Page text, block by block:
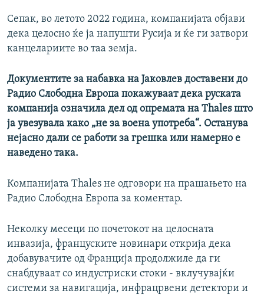
Сепак, во летото 2022 година, компанијата објави
дека целосно ќе ја напушти Русија и ќе ги затвори
канцелариите во таа земја.
Документите за набавка на Јаковлев доставени до
Радио Слободна Европа покажуваат дека руската
компанија означила дел од опремата на Thales што
ја увезувала како „не за воена употреба“. Останува
нејасно дали се работи за грешка или намерно е
наведено така.
Компанијата Thales не одговори на прашањето на
Радио Слободна Европа за коментар.
Неколку месеци по почетокот на целосната
инвазија, француските новинари открија дека
добавувачите од Франција продолжиле да ги
снабдуваат со индустриски стоки - вклучувајќи
системи за навигација, инфрацрвени детектори и